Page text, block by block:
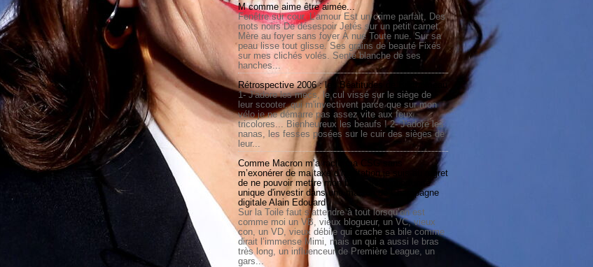
M comme aime être aimée...
Fenêtre sur cour, L’amour Est un crime parfait, Des
mots noirs De désespoir Jetés sur un petit carnet.
Mère au foyer sans foyer À nue Toute nue. Sur sa
peau lisse tout glisse. Ses grains de beauté Fixés
sur mes clichés volés. Sente blanche de ses
hanches...
Rétrospective 2006 : les Béatitudes de Berthomeau
1- J'adore les mecs, le cul vissé sur le siège de
leur scooter, qui m'invectivent parce que sur mon
vélo je ne démarre pas assez vite aux feux
tricolores... Bienheureux les beaufs ! 2- J'adore les
nanas, les fesses posées sur le cuir des sièges de
leur...
Comme Macron m’a raclé ma CSG sans
m’exonérer de ma taxe d’habitation je suis au regret
de ne pouvoir mettre mon blé dans l’opportunité
unique d'investir dans une maison de Champagne
digitale Alain Edouard
Sur la Toile faut s’attendre à tout lorsqu’on est
comme moi un VB, vieux blogueur, un VC, vieux
con, un VD, vieux débile qui crache sa bile comme
dirait l’immense Mimi, mais un qui a aussi le bras
très long, un influenceur de Première League, un
gars...